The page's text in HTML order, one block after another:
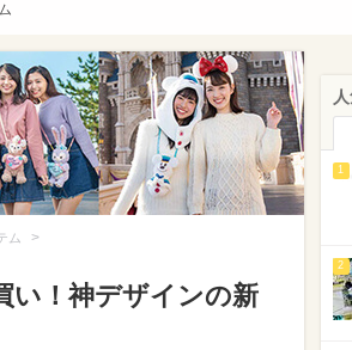
ム >
い！神デザインの新
1
2